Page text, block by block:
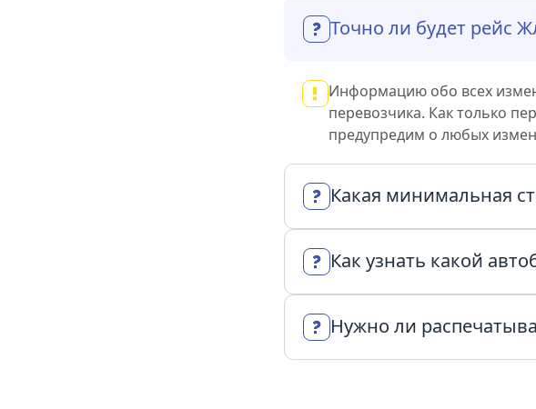
Точно ли будет рейс
Информацию обо всех
перевозчика. Как только
предупредим о любых
Какая минимальная
Мы везём вас из Жлобин в
просто: выберите дату в
сейчас.
Как узнать какой
Описание автобуса можно
указанным в билете рейса
Нужно ли